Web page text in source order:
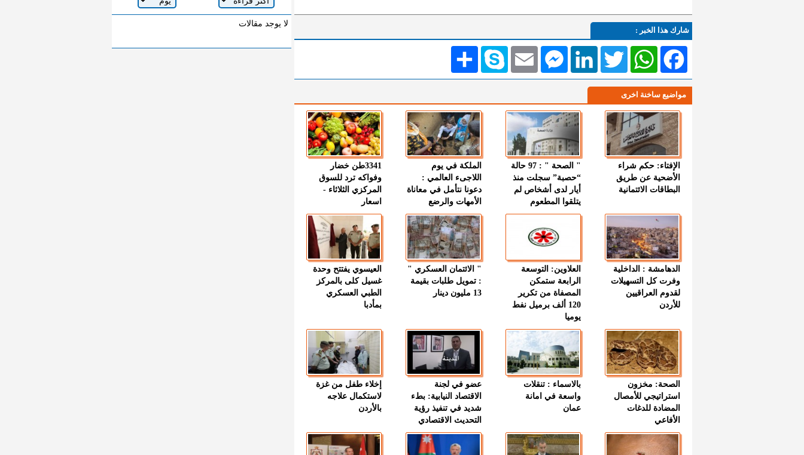
شارك هذا الخبر :
انشر Skype EmailMessengerLinkedIn TwitterWhatsAppFacebook
مواضيع ساخنة اخرى
الإفتاء: حكم شراء
الأضحية عن طريق
البطاقات الائتمانية
" الصحة " : 97 حالة
“حصبة” سجلت منذ
أيار لدى أشخاص لم
يتلقوا المطعوم
الملكة في يوم
اللاجىء العالمي :
دعونا نتأمل في معاناة
الأمهات والرضع
3341طن خضار
وفواكه ترد للسوق
المركزي الثلاثاء -
اسعار
الدهامشة : الداخلية
وفرت كل التسهيلات
لقدوم العراقيين
للأردن
العلاوين: التوسعة
الرابعة ستمكن
المصفاة من تكرير
120 ألف برميل نفط
يوميا
" الائتمان العسكري "
: تمويل طلبات بقيمة
13 مليون دينار
العيسوي يفتتح وحدة
غسيل كلى بالمركز
الطبي العسكري
بمأدبا
الصحة: مخزون
استراتيجي للأمصال
المضادة للدغات
الأفاعي
بالاسماء : تنقلات
واسعة في امانة
عمان
عضو في لجنة
الاقتصاد النيابية: بطء
شديد في تنفيذ رؤية
التحديث الاقتصادي
إخلاء طفل من غزة
لاستكمال علاجه
بالأردن
لا يوجد مقالات